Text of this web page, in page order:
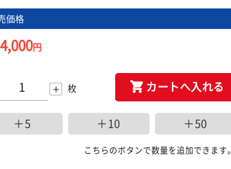
価格
円
+ 枚 カートへ入れる
＋5 ＋10 ＋50
こちらのボタンで数量を追加できます。